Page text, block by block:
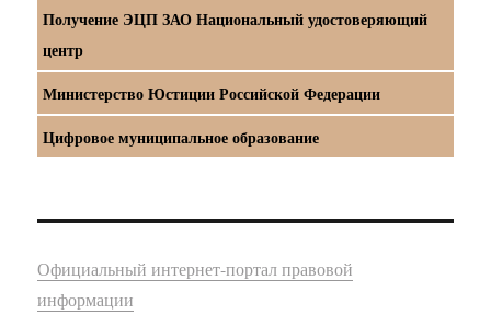
Получение ЭЦП ЗАО Национальный удостоверяющий
центр
Министерство Юстиции Российской Федерации
Цифровое муниципальное образование
Официальный интернет-портал правовой
информации